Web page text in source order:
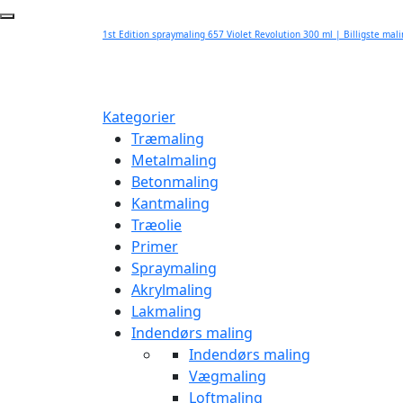
1st Edition spraymaling 657 Violet Revolution 300 ml | Billigste
Kategorier
Træmaling
Metalmaling
Betonmaling
Kantmaling
Træolie
Primer
Spraymaling
Akrylmaling
Lakmaling
Indendørs maling
Indendørs maling
Vægmaling
Loftmaling